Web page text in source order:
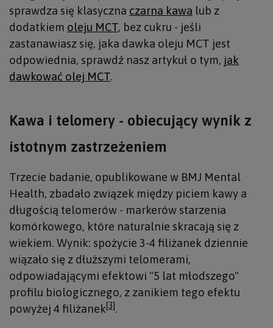
sprawdza się klasyczna czarna kawa lub z
dodatkiem oleju MCT, bez cukru - jeśli
zastanawiasz się, jaka dawka oleju MCT jest
odpowiednia, sprawdź nasz artykuł o tym, jak
dawkować olej MCT.
Kawa i telomery - obiecujący wynik z
istotnym zastrzeżeniem
Trzecie badanie, opublikowane w BMJ Mental
Health, zbadało związek między piciem kawy a
długością telomerów - markerów starzenia
komórkowego, które naturalnie skracają się z
wiekiem. Wynik: spożycie 3-4 filiżanek dziennie
wiązało się z dłuższymi telomerami,
odpowiadającymi efektowi "5 lat młodszego"
profilu biologicznego, z zanikiem tego efektu
powyżej 4 filiżanek[3].